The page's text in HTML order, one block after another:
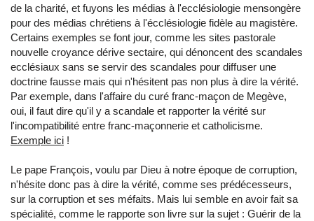
de la charité, et fuyons les médias à l'ecclésiologie mensongère
pour des médias chrétiens à l'écclésiologie fidèle au magistère.
Certains exemples se font jour, comme les sites pastorale
nouvelle croyance dérive sectaire, qui dénoncent des scandales
ecclésiaux sans se servir des scandales pour diffuser une
doctrine fausse mais qui n'hésitent pas non plus à dire la vérité.
Par exemple, dans l'affaire du curé franc-maçon de Megève,
oui, il faut dire qu'il y a scandale et rapporter la vérité sur
l'incompatibilité entre franc-maçonnerie et catholicisme.
Exemple ici !
Le pape François, voulu par Dieu à notre époque de corruption,
n'hésite donc pas à dire la vérité, comme ses prédécesseurs,
sur la corruption et ses méfaits. Mais lui semble en avoir fait sa
spécialité, comme le rapporte son livre sur la sujet : Guérir de la